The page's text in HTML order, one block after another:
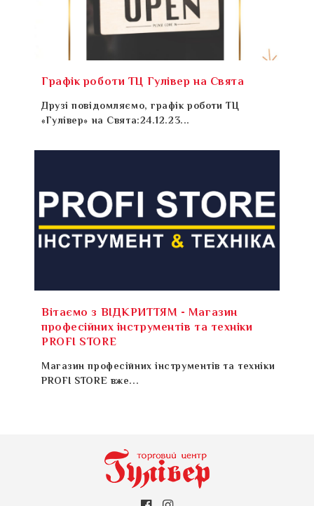
Графік роботи ТЦ Гулівер на Свята
Друзі повідомляємо, графік роботи ТЦ
«Гулівер» на Свята:24.12.23...
Вітаємо з ВІДКРИТТЯМ - Магазин
професійних інструментів та техніки
PROFI STORE
Магазин професійних інструментів та техніки
PROFI STORE вже...